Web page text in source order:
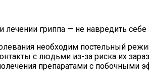
лечении гриппа — не навредить
необходим постельный
с людьми из-за риска их
препаратами с побочными